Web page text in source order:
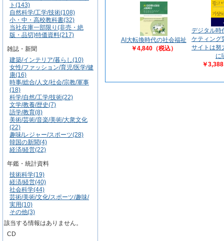
ト(143)
自然科学/工学/技術(108)
小・中・高校教科書(32)
当社在庫一部限り(非売・絶
版・品切)特価資料(217)
雑誌・新聞
建築/インテリア/暮らし(10)
女性/ファッション/育児/医学/健
康(16)
時事/総合/人文/社会/宗教/軍事
(18)
科学/自然/工学/技術(22)
文学/教養/歴史(7)
語学/教育(8)
美術/芸術/音楽/美術/大衆文化
(22)
趣味/レジャー/スポーツ(28)
韓国の新聞(4)
経済/経営(22)
年鑑・統計資料
技術科学(19)
経済/経営(40)
社会科学(44)
芸術/美術/文化/スポーツ/趣味/
実用(10)
その他(3)
該当する情報はありません。
CD
AI大転換時代の社会福祉
￥4,840（税込）
デジタル時
ケティン
サイトは努
に
￥